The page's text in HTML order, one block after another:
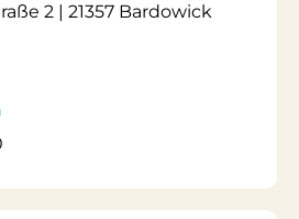
2 | 21357 Bardowick